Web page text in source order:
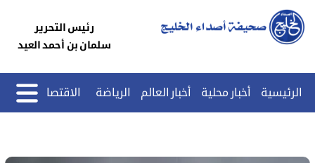
رئيس التحرير
سلمان بن أحمد العيد
الرئيسية أخبار محلية أخبار العالم الرياضة الاقتصاد